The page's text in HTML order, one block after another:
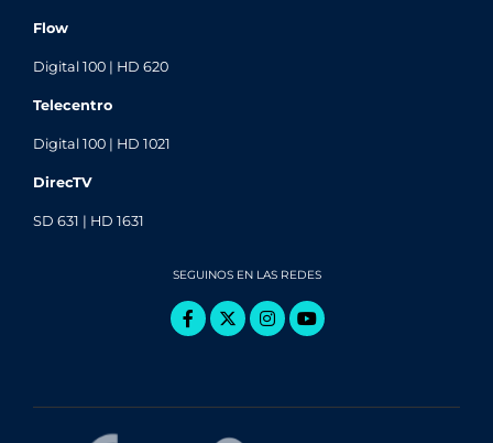
Flow
Digital 100 | HD 620
Telecentro
Digital 100 | HD 1021
DirecTV
SD 631 | HD 1631
SEGUINOS EN LAS REDES